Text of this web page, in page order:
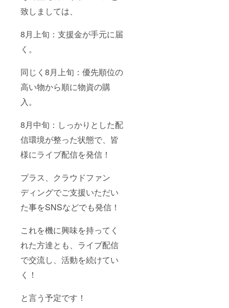
致しましては、
8月上旬：支援金が手元に届
く。
同じく8月上旬：優先順位の
高い物から順に物資の購
入。
8月中旬：しっかりとした配
信環境が整った状態で、皆
様にライブ配信を発信！
プラス、クラウドファン
ディングでご支援いただい
た事をSNSなどでも発信！
これを機に興味を持ってく
れた方達とも、ライブ配信
で交流し、活動を続けてい
く！
と言う予定です！